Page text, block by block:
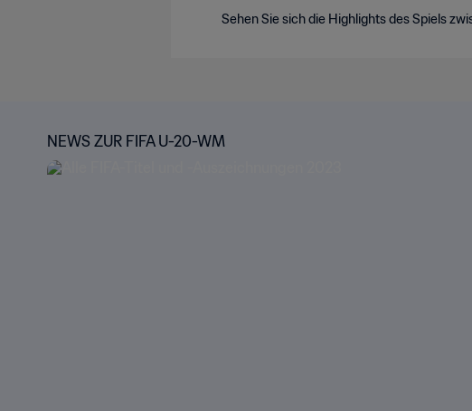
Sehen Sie sich die Highlights des Spiels
NEWS ZUR FIFA U-20-WM